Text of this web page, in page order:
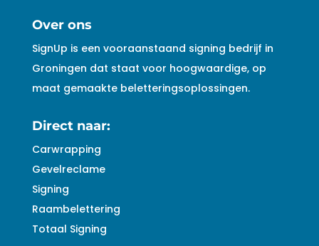
Over ons
SignUp is een vooraanstaand signing bedrijf in
Groningen dat staat voor hoogwaardige, op
maat gemaakte beletteringsoplossingen.
Direct naar:
Carwrapping
Gevelreclame
Signing
Raambelettering
Totaal Signing